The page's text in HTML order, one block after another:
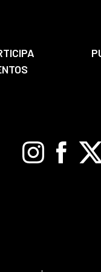
InstagramFacebook
X